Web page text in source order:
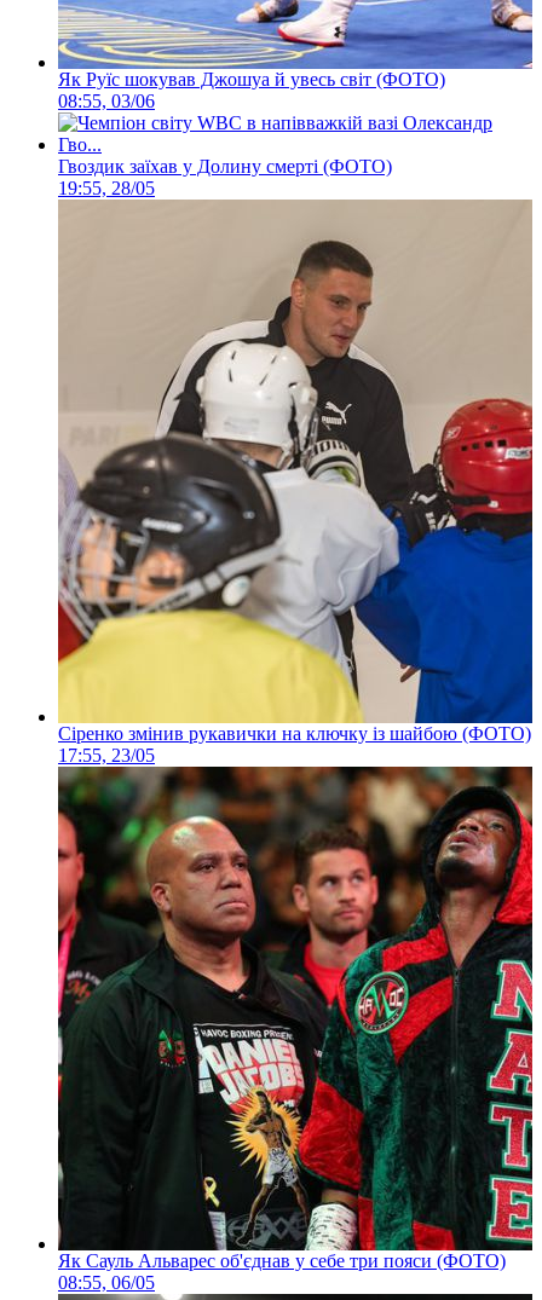
Як Руїс шокував Джошуа й увесь світ (ФОТО)
08:55, 03/06
Гвоздик заїхав у Долину смерті (ФОТО)
19:55, 28/05
Сіренко змінив рукавички на ключку із шайбою (ФОТО)
17:55, 23/05
Як Сауль Альварес об'єднав у себе три пояси (ФОТО)
08:55, 06/05